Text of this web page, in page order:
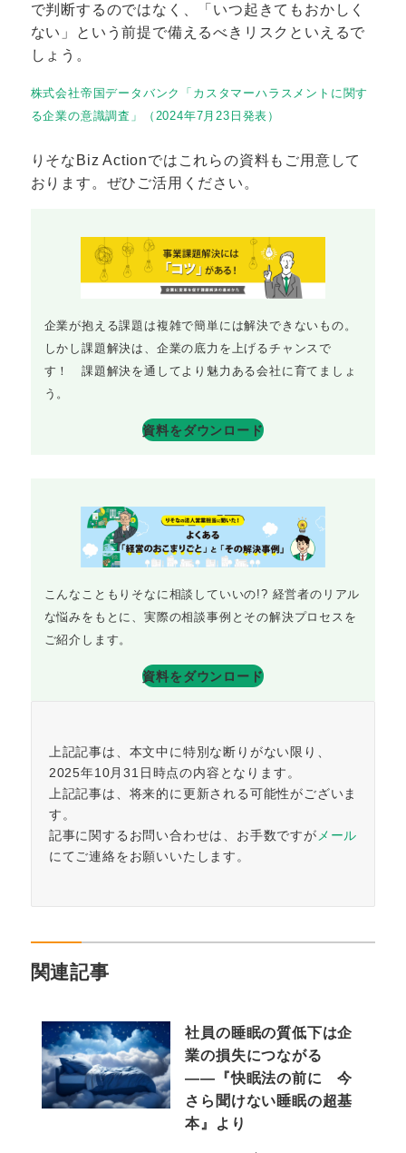
で判断するのではなく、「いつ起きてもおかしく
ない」という前提で備えるべきリスクといえるで
しょう。
株式会社帝国データバンク「カスタマーハラスメントに関す
る企業の意識調査」（2024年7月23日発表）
りそなBiz Actionではこれらの資料もご用意して
おります。ぜひご活用ください。
企業が抱える課題は複雑で簡単には解決できないもの。
しかし課題解決は、企業の底力を上げるチャンスで
す！ 課題解決を通してより魅力ある会社に育てましょ
う。
資料をダウンロード
こんなこともりそなに相談していいの!? 経営者のリアル
な悩みをもとに、実際の相談事例とその解決プロセスを
ご紹介します。
資料をダウンロード
上記記事は、本文中に特別な断りがない限り、
2025年10月31日時点の内容となります。
上記記事は、将来的に更新される可能性がございま
す。
記事に関するお問い合わせは、お手数ですが メール
にてご連絡をお願いいたします。
関連記事
社員の睡眠の質低下は企
業の損失につながる
――『快眠法の前に 今
さら聞けない睡眠の超基
本』より